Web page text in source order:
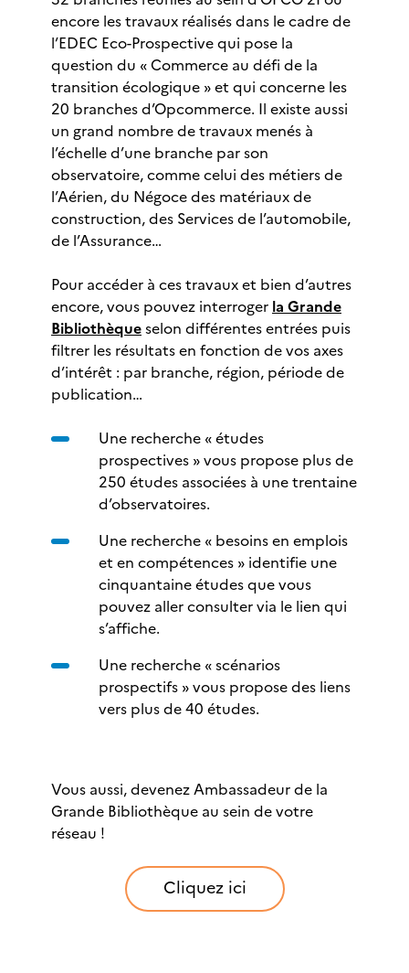
encore les travaux réalisés dans le cadre de
l’EDEC Eco-Prospective qui pose la
question du « Commerce au défi de la
transition écologique » et qui concerne les
20 branches d’Opcommerce. Il existe aussi
un grand nombre de travaux menés à
l’échelle d’une branche par son
observatoire, comme celui des métiers de
l’Aérien, du Négoce des matériaux de
construction, des Services de l’automobile,
de l’Assurance…
Pour accéder à ces travaux et bien d’autres
encore, vous pouvez interroger la Grande
Bibliothèqueselon différentes entrées puis
filtrer les résultats en fonction de vos axes
d’intérêt : par branche, région, période de
publication…
Une recherche « études
prospectives » vous propose plus de
250 études associées à une trentaine
d’observatoires.
Une recherche « besoins en emplois
et en compétences » identifie une
cinquantaine études que vous
pouvez aller consulter via le lien qui
s’affiche.
Une recherche « scénarios
prospectifs » vous propose des liens
vers plus de 40 études.
Vous aussi, devenez Ambassadeur de la
Grande Bibliothèque au sein de votre
réseau !
Cliquez ici